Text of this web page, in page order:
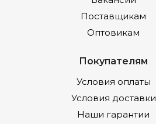
Поставщикам
Оптовикам
Покупателям
Условия оплаты
Условия доставки
Наши гарантии